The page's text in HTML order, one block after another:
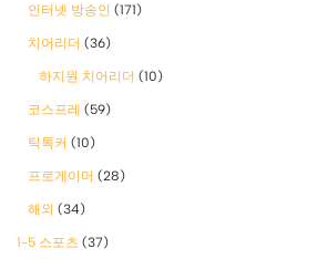
인터넷 방송인 (171)
치어리더 (36)
하지원 치어리더 (10)
코스프레 (59)
틱톡커 (10)
프로게이머 (28)
해외 (34)
1-5 스포츠 (37)